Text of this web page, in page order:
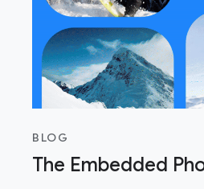
BLOG
The Embedded